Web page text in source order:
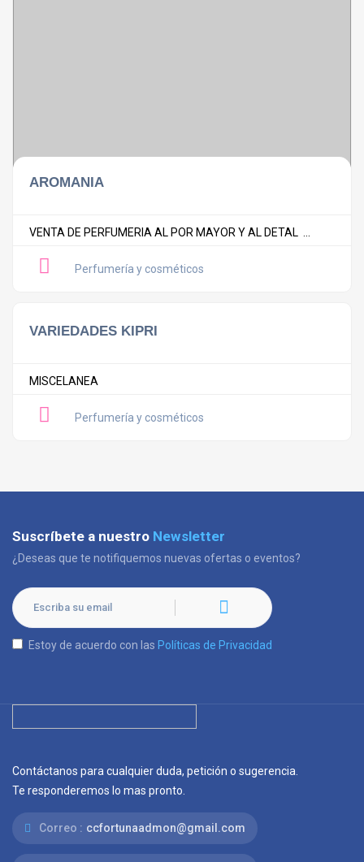
AROMANIA
VENTA DE PERFUMERIA AL POR MAYOR Y AL DETAL ...
Perfumería y cosméticos
VARIEDADES KIPRI
MISCELANEA
Perfumería y cosméticos
Suscríbete a nuestro Newsletter
¿Deseas que te notifiquemos nuevas ofertas o eventos?
Estoy de acuerdo con las Políticas de Privacidad
Contáctanos para cualquier duda, petición o sugerencia.
Te responderemos lo mas pronto.
Correo : ccfortunaadmon@gmail.com